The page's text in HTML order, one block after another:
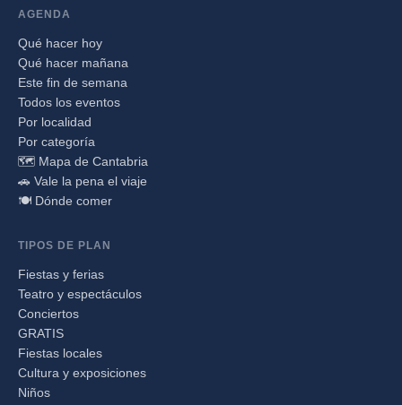
AGENDA
Qué hacer hoy
Qué hacer mañana
Este fin de semana
Todos los eventos
Por localidad
Por categoría
🗺️ Mapa de Cantabria
🚗 Vale la pena el viaje
🍽️ Dónde comer
TIPOS DE PLAN
Fiestas y ferias
Teatro y espectáculos
Conciertos
GRATIS
Fiestas locales
Cultura y exposiciones
Niños